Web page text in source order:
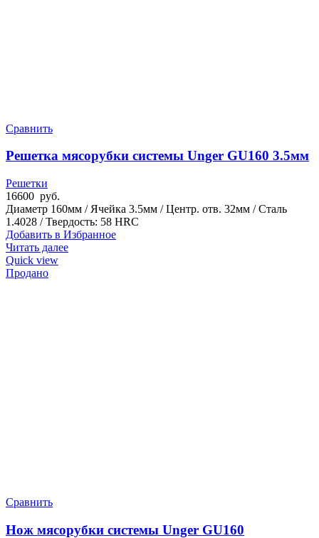
Сравнить
Решетка мясорубки системы Unger GU160 3.5мм
Решетки
16600 руб.
Диаметр 160мм / Ячейка 3.5мм / Центр. отв. 32мм / Сталь
1.4028 / Твердость: 58 HRC
Добавить в Избранное
Читать далее
Quick view
Продано
Сравнить
Нож мясорубки системы Unger GU160